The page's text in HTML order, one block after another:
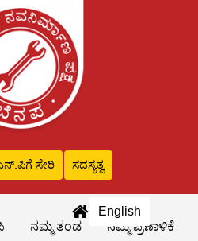
ಸೇರಿ ಸದಸ್ಯತ್ವ
English
ನಮ್ಮ ತಂಡ ನಮ್ಮ ಪ್ರಣಾಳಿಕೆ